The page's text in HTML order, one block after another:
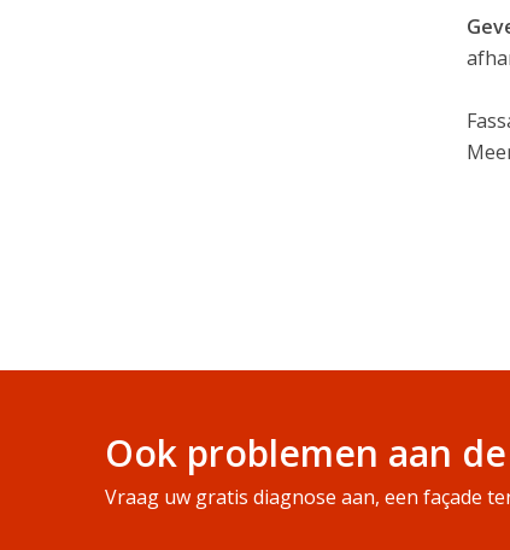
Ook problemen aan
Vraag uw gratis diagnose aan, een façade